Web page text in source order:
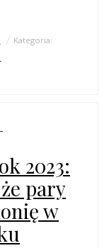
Kategoria:
2023:
pary
w